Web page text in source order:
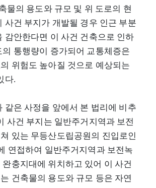
물의 용도와 규모 및 위 도로의 현
사건 부지가 개발될 경우 인근 부분
감안한다면 이 사건 건축으로 인하
의 통행량이 증가되어 교통체증은
위험도 높아질 것으로 예상되는
다.
같은 사정을 앞에서 본 법리에 비추
사건 부지는 일반주거지역과 보전
있는 무등산도립공원의 진입로인
연접하여 일반주거지역과 보전녹
충지대에 위치하고 있어 이 사건
건축물의 용도와 규모 등은 자연